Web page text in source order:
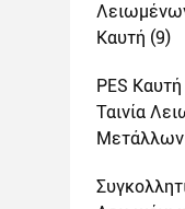
Καυτή (9)
PES
Ταινία
Μετάλλων